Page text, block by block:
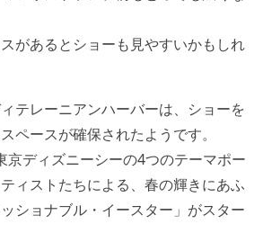
があるとショーも見やすいかもしれ
テレーニアンハーバーは、ショーを
ペースが確保されたようです。
京ディズニーシーの4つのテーマポー
ィストたちによる、春の輝きにあふ
ショナブル・イースター」がスター